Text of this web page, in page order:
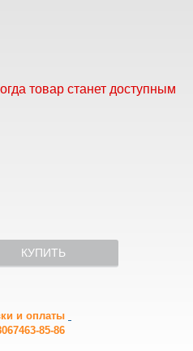
товар станет доступным
КУПИТЬ
и оплаты
85-86